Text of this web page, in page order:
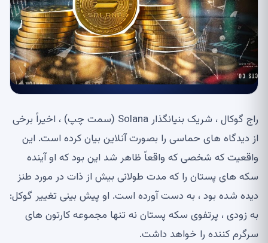
راج گوکال ، شریک بنیانگذار Solana (سمت چپ) ، اخیراً برخی
از دیدگاه های حماسی را بصورت آنلاین بیان کرده است. این
واقعیت که شخصی که واقعاً ظاهر شد این بود که او آینده
سکه های پستان را که مدت طولانی بیش از ذات در مورد طنز
دیده شده بود ، به دست آورده است. او پیش بینی تغییر گوکل:
به زودی ، پرتفوی سکه پستان نه تنها مجموعه کارتون های
سرگرم کننده را خواهد داشت.